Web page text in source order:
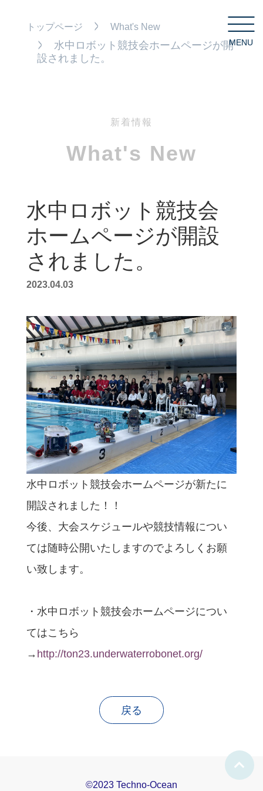
MENU
トップページ What's New
水中ロボット競技会ホームページが開
設されました。
新着情報
What's New
水中ロボット競技会
ホームページが開設
されました。
2023.04.03
水中ロボット競技会ホームページが新たに
開設されました！！
今後、大会スケジュールや競技情報につい
ては随時公開いたしますのでよろしくお願
い致します。
・水中ロボット競技会ホームページについ
てはこちら
→ http://ton23.underwaterrobonet.org/
戻る
©2023 Techno-Ocean